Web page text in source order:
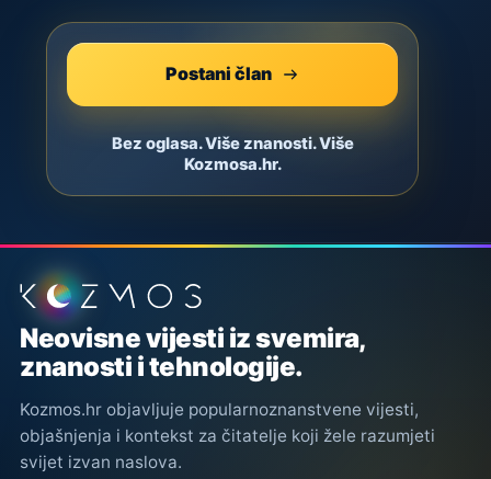
Postani član
Bez oglasa. Više znanosti. Više
Kozmosa.hr.
Podnožje stranice
Neovisne vijesti iz svemira,
znanosti i tehnologije.
Kozmos.hr objavljuje popularnoznanstvene vijesti,
objašnjenja i kontekst za čitatelje koji žele razumjeti
svijet izvan naslova.